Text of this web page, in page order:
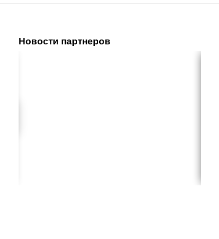
Новости партнеров